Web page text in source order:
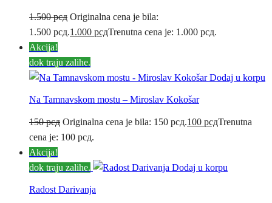
1.500рсд Originalna cena je bila:
1.500 рсд.1.000 рсдTrenutna cena je: 1.000 рсд.
Akcija!
dok traju zalihe.
Dodaj u korpu
Na Tamnavskom mostu – Miroslav Kokošar
150рсд Originalna cena je bila: 150 рсд.100 рсдTrenutna
cena je: 100 рсд.
Akcija!
dok traju zalihe.
Dodaj u korpu
Radost Darivanja